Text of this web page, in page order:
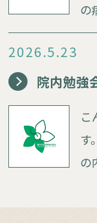
の
2026.5.23
こ
す
の